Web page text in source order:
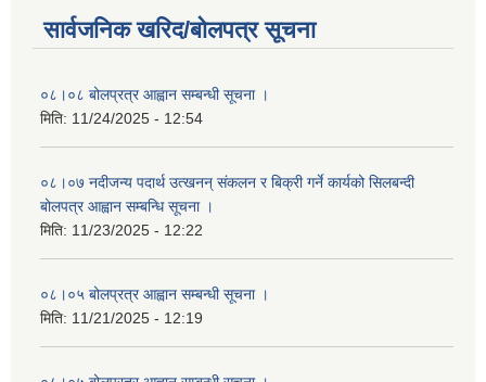
सार्वजनिक खरिद/बोलपत्र सूचना
०८।०८ बोलप्रत्र आह्वान सम्बन्धी सूचना ।
मिति: 11/24/2025 - 12:54
०८।०७ नदीजन्य पदार्थ उत्खनन् संकलन र बिक्री गर्ने कार्यको सिलबन्दी
बोलपत्र आह्वान सम्बन्धि सूचना ।
मिति: 11/23/2025 - 12:22
०८।०५ बोलप्रत्र आह्वान सम्बन्धी सूचना ।
मिति: 11/21/2025 - 12:19